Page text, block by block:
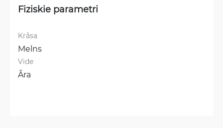
Fiziskie parametri
Krāsa
Melns
Vide
Āra